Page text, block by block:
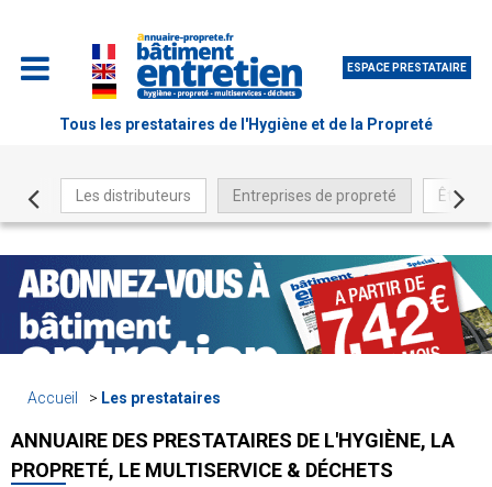
ESPACE PRESTATAIRE
Tous les prestataires de l'Hygiène et de la Propreté
Les distributeurs Entreprises de propreté Être
Accueil Les prestataires
ANNUAIRE DES PRESTATAIRES DE L'HYGIÈNE, LA
PROPRETÉ, LE MULTISERVICE & DÉCHETS